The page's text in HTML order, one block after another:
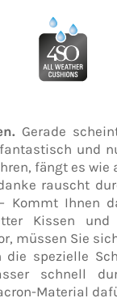
Gerade
und
fängt es wie
rauscht
Kommt Ihnen
Kissen und
müssen Sie
die spezielle
schnell
Material